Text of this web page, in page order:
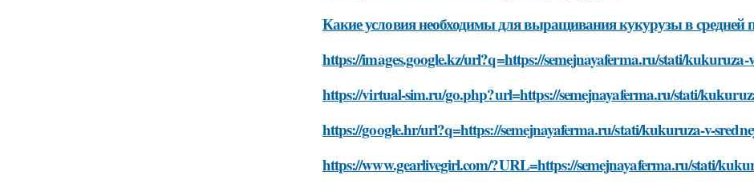
Какие условия необходимы для выращивания кукурузы в средней
https://images.google.kz/url?q=https://semejnayaferma.ru/stati/kukuruza-
https://virtual-sim.ru/go.php?url=https://semejnayaferma.ru/stati/
https://google.hr/url?q=https://semejnayaferma.ru/stati/kukuruza-v-
https://www.gearlivegirl.com/?URL=https://semejnayaferma.ru/stati/